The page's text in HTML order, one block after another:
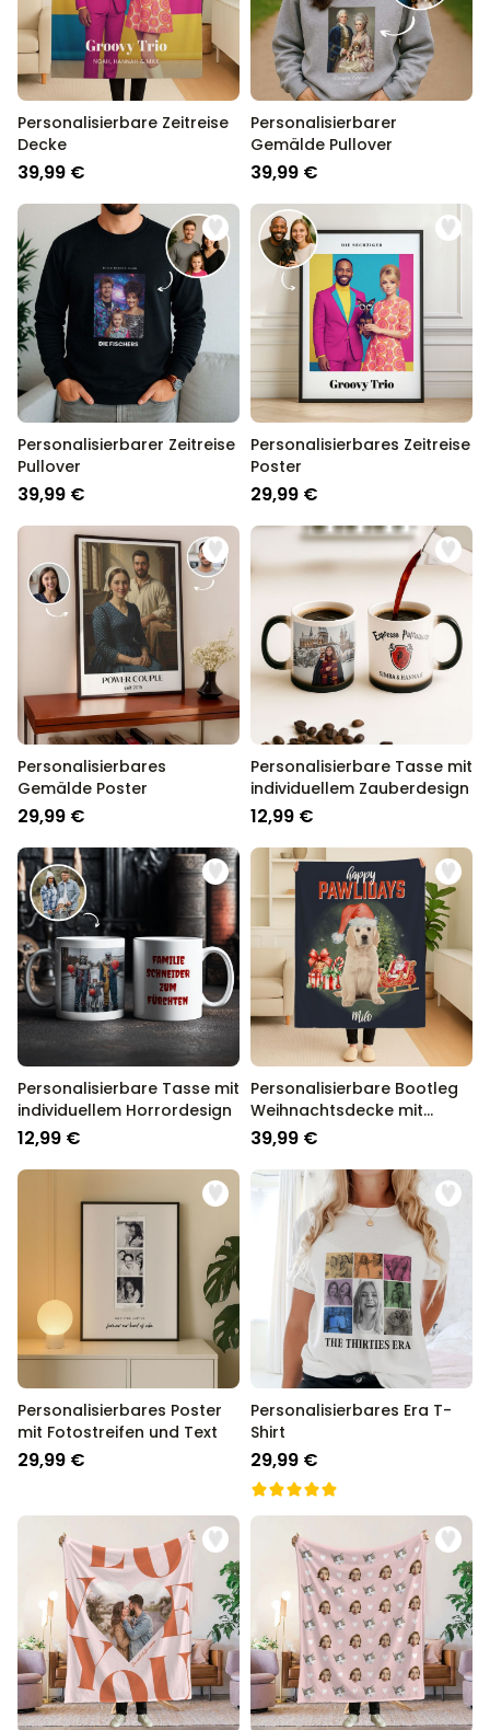
Personalisierbare Zeitreise
Decke
39,99 €
Personalisierbarer
Gemälde Pullover
39,99 €
Personalisierbarer Zeitreise
Pullover
39,99 €
Personalisierbares Zeitreise
Poster
29,99 €
Personalisierbares
Gemälde Poster
29,99 €
Personalisierbare Tasse mit
individuellem Zauberdesign
12,99 €
Personalisierbare Tasse mit
individuellem Horrordesign
12,99 €
Personalisierbare Bootleg
Weihnachtsdecke mit
Haustier
39,99 €
Personalisierbares Poster
mit Fotostreifen und Text
29,99 €
Personalisierbares Era T-
Shirt
29,99 €